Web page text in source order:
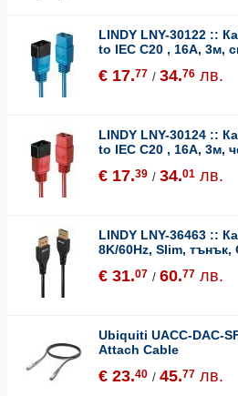
LINDY LNY-30122 ::
to IEC C20 , 16A, 3м,
€ 17.77 / 34.76 лв.
LINDY LNY-30124 ::
to IEC C20 , 16A, 3м,
€ 17.39 / 34.01 лв.
LINDY LNY-36463 ::
8K/60Hz, Slim, тънък,
€ 31.07 / 60.77 лв.
Ubiquiti UACC-DAC-
Attach Cable
€ 23.40 / 45.77 лв.